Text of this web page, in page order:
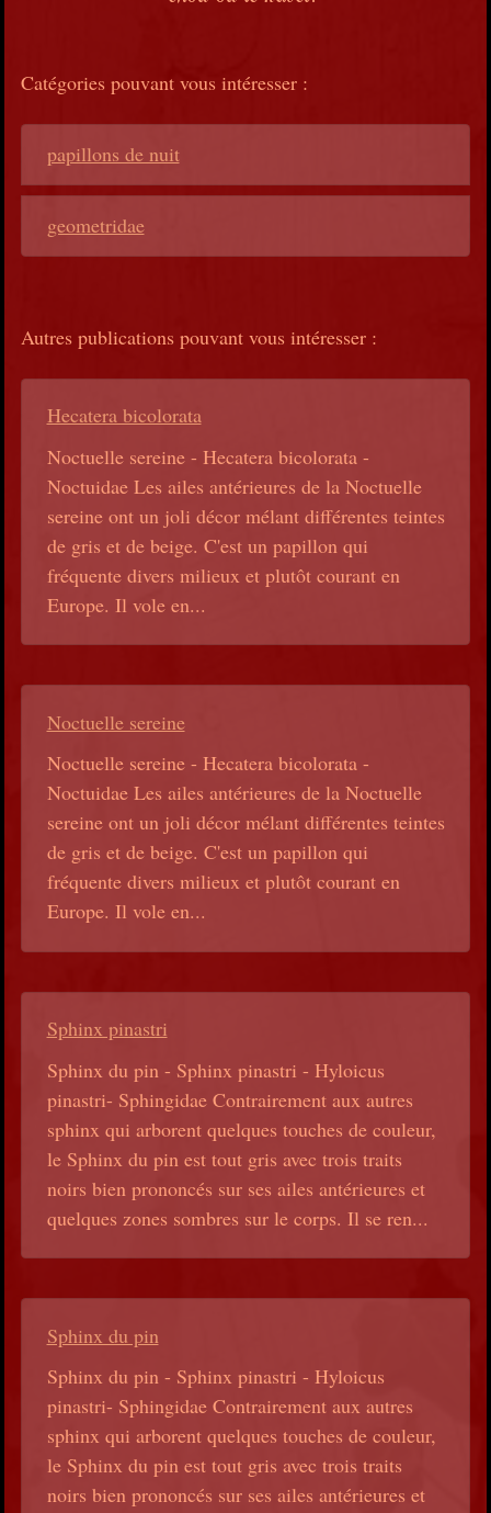
Catégories pouvant vous intéresser :
papillons de nuit
geometridae
Autres publications pouvant vous intéresser :
Hecatera bicolorata
Noctuelle sereine - Hecatera bicolorata -
Noctuidae Les ailes antérieures de la Noctuelle
sereine ont un joli décor mélant différentes teintes
de gris et de beige. C'est un papillon qui
fréquente divers milieux et plutôt courant en
Europe. Il vole en...
Noctuelle sereine
Noctuelle sereine - Hecatera bicolorata -
Noctuidae Les ailes antérieures de la Noctuelle
sereine ont un joli décor mélant différentes teintes
de gris et de beige. C'est un papillon qui
fréquente divers milieux et plutôt courant en
Europe. Il vole en...
Sphinx pinastri
Sphinx du pin - Sphinx pinastri - Hyloicus
pinastri- Sphingidae Contrairement aux autres
sphinx qui arborent quelques touches de couleur,
le Sphinx du pin est tout gris avec trois traits
noirs bien prononcés sur ses ailes antérieures et
quelques zones sombres sur le corps. Il se ren...
Sphinx du pin
Sphinx du pin - Sphinx pinastri - Hyloicus
pinastri- Sphingidae Contrairement aux autres
sphinx qui arborent quelques touches de couleur,
le Sphinx du pin est tout gris avec trois traits
noirs bien prononcés sur ses ailes antérieures et